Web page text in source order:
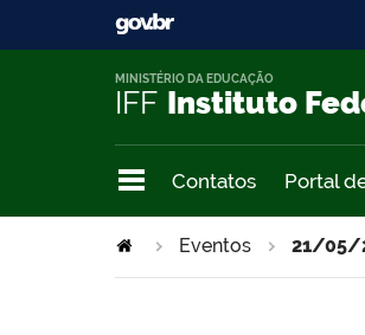
IFF Instituto
MINISTÉRIO DA EDUCAÇÃO
Contatos Portal
Eventos 21/05/